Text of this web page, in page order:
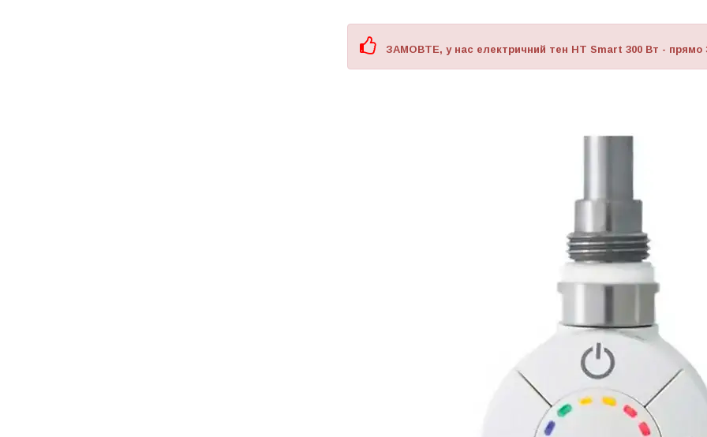
ЗАМОВТЕ, у нас електричний тен HT Smart 300 Вт - прямо